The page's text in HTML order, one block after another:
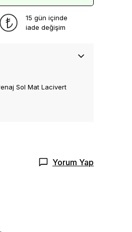
15 gün içinde
iade değişim
Sol Mat Lacivert
Yorum Yap